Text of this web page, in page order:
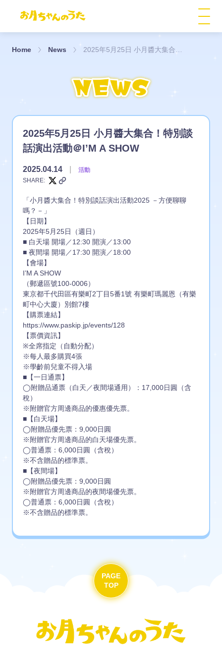
Home News 2025年5月25日 小月醬大集合！特別談話演出活動＠I’M A SHOW
2025年5月25日 小月醬大集合！特別談
話演出活動＠I’M A SHOW
2025.04.14
活動
SHARE:
「小月醬大集合！特別談話演出活動2025 －方便聊聊
嗎？－」
【日期】
2025年5月25日（週日）
■ 白天場 開場／12:30 開演／13:00
■ 夜間場 開場／17:30 開演／18:00
【會場】
I’M A SHOW
（郵遞區號100-0006）
東京都千代田區有樂町2丁目5番1號 有樂町瑪麗恩（有樂
町中心大廈）別館7樓
【購票連結】
https://www.paskip.jp/events/128
【票價資訊】
※全席指定（自動分配）
※每人最多購買4張
※學齡前兒童不得入場
■【一日通票】
◯附贈品通票（白天／夜間場通用）：17,000日圓（含
稅）
※附贈官方周邊商品的優惠優先票。
■【白天場】
◯附贈品優先票：9,000日圓
※附贈官方周邊商品的白天場優先票。
◯普通票：6,000日圓（含稅）
※不含贈品的標準票。
■【夜間場】
◯附贈品優先票：9,000日圓
※附贈官方周邊商品的夜間場優先票。
◯普通票：6,000日圓（含稅）
※不含贈品的標準票。
PAGE
TOP